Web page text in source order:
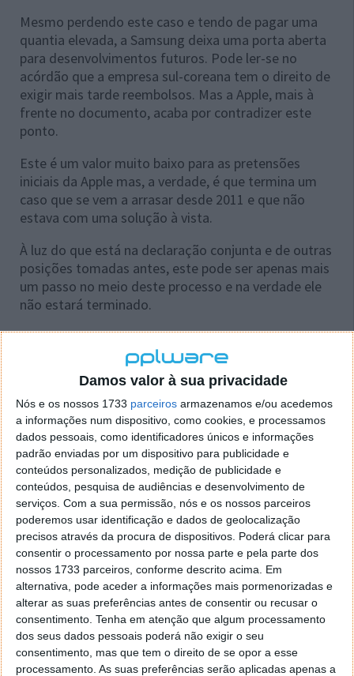
Damos valor à sua privacidade
Nós e os nossos 1733 parceiros armazenamos e/ou acedemos
a informações num dispositivo, como cookies, e processamos
dados pessoais, como identificadores únicos e informações
padrão enviadas por um dispositivo para publicidade e
conteúdos personalizados, medição de publicidade e
conteúdos, pesquisa de audiências e desenvolvimento de
serviços. Com a sua permissão, nós e os nossos parceiros
poderemos usar identificação e dados de geolocalização
precisos através da procura de dispositivos. Poderá clicar para
consentir o processamento por nossa parte e pela parte dos
nossos 1733 parceiros, conforme descrito acima. Em
alternativa, pode aceder a informações mais pormenorizadas e
alterar as suas preferências antes de consentir ou recusar o
consentimento. Tenha em atenção que algum processamento
dos seus dados pessoais poderá não exigir o seu
consentimento, mas que tem o direito de se opor a esse
processamento. As suas preferências serão aplicadas apenas a
Mesmo perdendo este caso e tendo de pagar uma
quantia elevada, a Samsung deixa uma porta aberta
para desenvolvimentos futuros. Pode ler-se no
acórdão que a empresa sul-coreana tem o direito de
exigir mais tarde reembolsos. Mas a Apple, mais à
frente no documento, acaba por contradizer este
ponto.
Este é um valor muito baixo para as pretensões
iniciais da Apple mas, a verdade, é que termina um
caso que se vem a arrasar desde 2011 e que não
estava com uma solução à vista.
À luz do que está na declaração conjunta e de outras
posições tomadas antes, este pode ser apenas mais
um passo no meio deste processo e na verdade ele
não estará terminado.
Esta é uma guerra que dura há vários anos, com
várias frentes, e que dificilmente será resolvida de
forma definitiva no futuro.
Este artigo tem mais de um ano
Acompanhe o Pplware no Google Notícias
Proponha uma correção, faça uma sugestão
Autor:Pedro Simões
Tags: acórdão acordo samsung